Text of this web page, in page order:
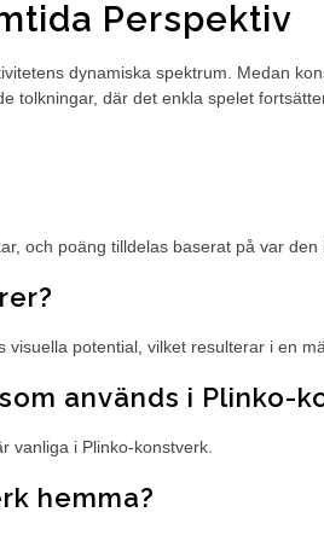
Perspektiv
dynamiska spektrum. Medan
tolkningar, där det enkla spelet
och poäng tilldelas baserat på var den
potential, vilket resulterar i en
används i Plinko-
vanliga i Plinko-konstverk.
hemma?